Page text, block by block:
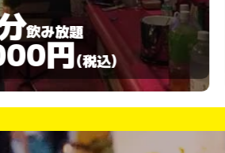
飲み放題
円(税込)